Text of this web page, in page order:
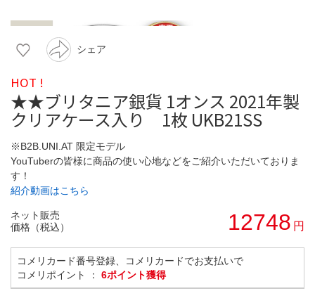
シェア
HOT !
★★ブリタニア銀貨 1オンス 2021年製
クリアケース入り 1枚 UKB21SS
※B2B.UNI.AT 限定モデル
YouTuberの皆様に商品の使い心地などをご紹介いただいておりま
す！
紹介動画はこちら
ネット販売
価格（税込）
12748 円
コメリカード番号登録、コメリカードでお支払いで
コメリポイント ： 6ポイント獲得